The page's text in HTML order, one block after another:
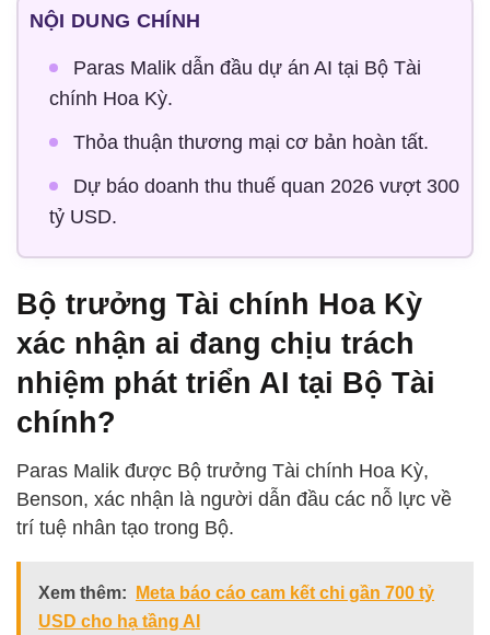
NỘI DUNG CHÍNH
Paras Malik dẫn đầu dự án AI tại Bộ Tài
chính Hoa Kỳ.
Thỏa thuận thương mại cơ bản hoàn tất.
Dự báo doanh thu thuế quan 2026 vượt 300
tỷ USD.
Bộ trưởng Tài chính Hoa Kỳ
xác nhận ai đang chịu trách
nhiệm phát triển AI tại Bộ Tài
chính?
Paras Malik được Bộ trưởng Tài chính Hoa Kỳ,
Benson, xác nhận là người dẫn đầu các nỗ lực về
trí tuệ nhân tạo trong Bộ.
Xem thêm:
Meta báo cáo cam kết chi gần 700 tỷ
USD cho hạ tầng AI